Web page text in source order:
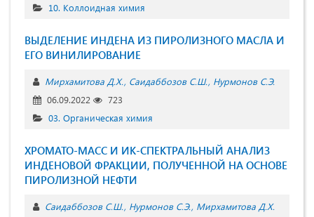
10. Коллоидная химия
ВЫДЕЛЕНИЕ ИНДЕНА ИЗ ПИРОЛИЗНОГО МАСЛА И
ЕГО ВИНИЛИРОВАНИЕ
Мирхамитова Д.Х. Саидаббозов С.Ш. Нурмонов С.Э.
06.09.2022
723
03. Органическая химия
ХРОМАТО-МАСС И ИК-СПЕКТРАЛЬНЫЙ АНАЛИЗ
ИНДЕНОВОЙ ФРАКЦИИ, ПОЛУЧЕННОЙ НА ОСНОВЕ
ПИРОЛИЗНОЙ НЕФТИ
Саидаббозов С.Ш. Нурмонов С.Э. Мирхамитова Д.Х.